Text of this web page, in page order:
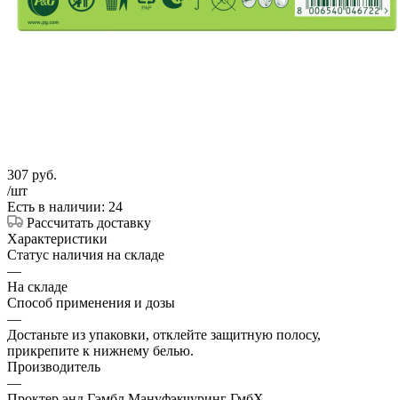
307 руб.
/шт
Есть в наличии: 24
Рассчитать доставку
Характеристики
Статус наличия на складе
—
На складе
Способ применения и дозы
—
Достаньте из упаковки, отклейте защитную полосу,
прикрепите к нижнему белью.
Производитель
—